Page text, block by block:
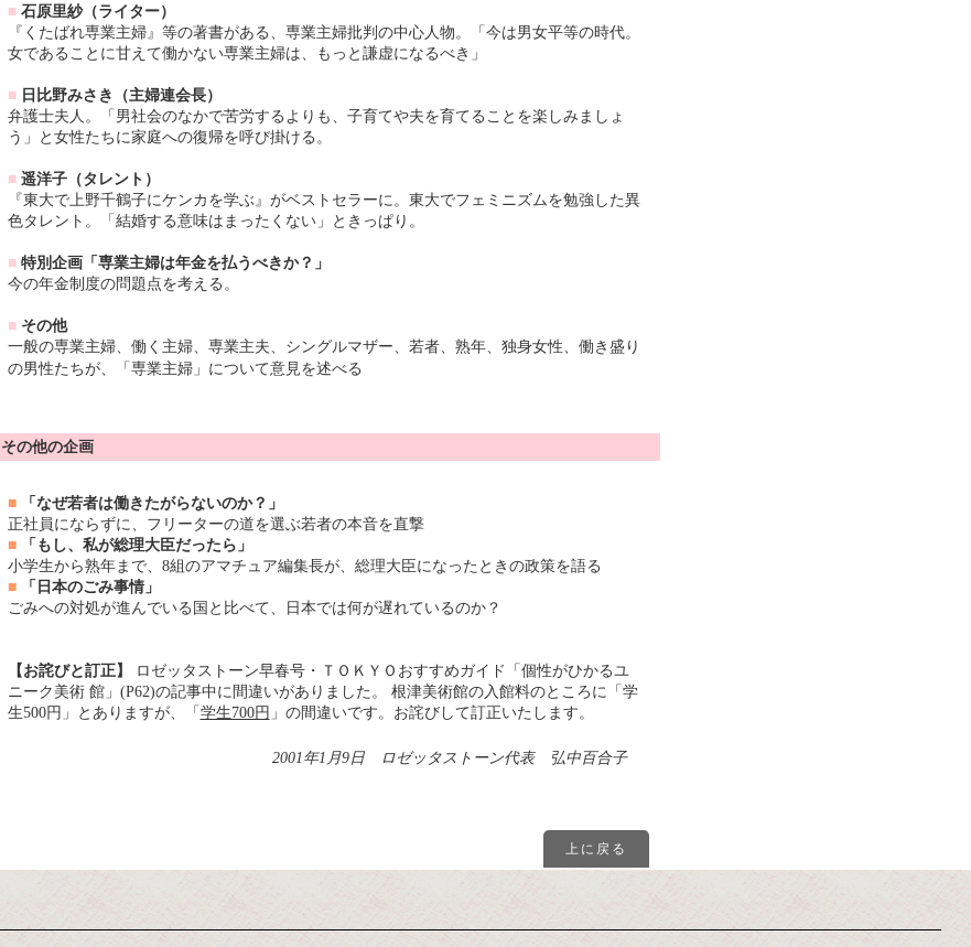
■ 石原里紗（ライター）
『くたばれ専業主婦』等の著書がある、専業主婦批判の中心人物。「今は男女平等の時代。
女であることに甘えて働かない専業主婦は、もっと謙虚になるべき」
■ 日比野みさき（主婦連会長）
弁護士夫人。「男社会のなかで苦労するよりも、子育てや夫を育てることを楽しみましょ
う」と女性たちに家庭への復帰を呼び掛ける。
■ 遥洋子（タレント）
『東大で上野千鶴子にケンカを学ぶ』がベストセラーに。東大でフェミニズムを勉強した異
色タレント。「結婚する意味はまったくない」ときっぱり。
■ 特別企画「専業主婦は年金を払うべきか？」
今の年金制度の問題点を考える。
■ その他
一般の専業主婦、働く主婦、専業主夫、シングルマザー、若者、熟年、独身女性、働き盛り
の男性たちが、「専業主婦」について意見を述べる
その他の企画
■
「なぜ若者は働きたがらないのか？」
正社員にならずに、フリーターの道を選ぶ若者の本音を直撃
■
「もし、私が総理大臣だったら」
小学生から熟年まで、8組のアマチュア編集長が、総理大臣になったときの政策を語る
■
「日本のごみ事情」
ごみへの対処が進んでいる国と比べて、日本では何が遅れているのか？
【お詫びと訂正】
ロゼッタストーン早春号・ＴＯＫＹＯおすすめガイド「個性がひかるユ
ニーク美術 館」(P62)の記事中に間違いがありました。 根津美術館の入館料のところに「学
生500円」とありますが、「 学生700円 」の間違いです。お詫びして訂正いたします。
2001年1月9日 ロゼッタストーン代表 弘中百合子
上に戻る